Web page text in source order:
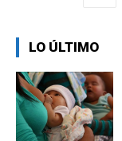
LO ÚLTIMO